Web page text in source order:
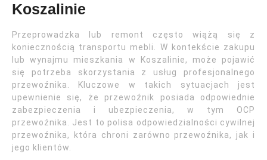
Koszalinie
Przeprowadzka lub remont często wiążą się z
koniecznością transportu mebli. W kontekście zakupu
lub wynajmu mieszkania w Koszalinie, może pojawić
się potrzeba skorzystania z usług profesjonalnego
przewoźnika. Kluczowe w takich sytuacjach jest
upewnienie się, że przewoźnik posiada odpowiednie
zabezpieczenia i ubezpieczenia, w tym OCP
przewoźnika. Jest to polisa odpowiedzialności cywilnej
przewoźnika, która chroni zarówno przewoźnika, jak i
jego klientów.